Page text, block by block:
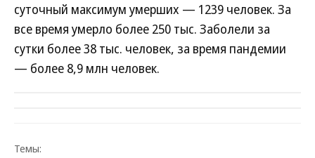
суточный максимум умерших — 1239 человек. За
все время умерло более 250 тыс. Заболели за
сутки более 38 тыс. человек, за время пандемии
— более 8,9 млн человек.
Темы: